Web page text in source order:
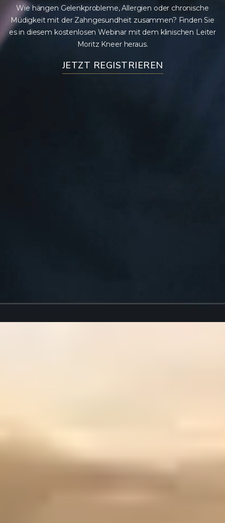
Wie hängen Gelenkprobleme, Allergien oder chronische
Müdigkeit mit der Zahngesundheit zusammen? Finden Sie
es in diesem kostenlosen Webinar mit dem klinischen Leiter
Moritz Kneer heraus.
JETZT REGISTRIEREN